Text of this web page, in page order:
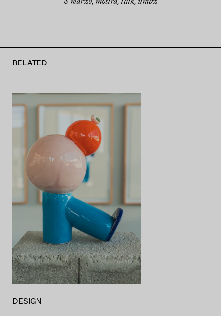
8 marzo, mostra, talk, unibz
RELATED
DESIGN